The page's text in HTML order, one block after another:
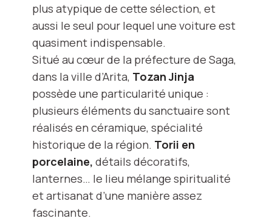
plus atypique de cette sélection, et
aussi le seul pour lequel une voiture est
quasiment indispensable.
Situé au cœur de la préfecture de Saga,
dans la ville d’Arita, Tozan Jinja
possède une particularité unique :
plusieurs éléments du sanctuaire sont
réalisés en céramique, spécialité
historique de la région. Torii en
porcelaine, détails décoratifs,
lanternes… le lieu mélange spiritualité
et artisanat d’une manière assez
fascinante.